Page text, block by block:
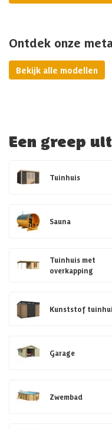
Ontdek onze
Bekijk alle modellen
Een greep
Tuinhuis
Sauna
Tuinhuis met
overkapping
Kunststof
Garage
Zwembad